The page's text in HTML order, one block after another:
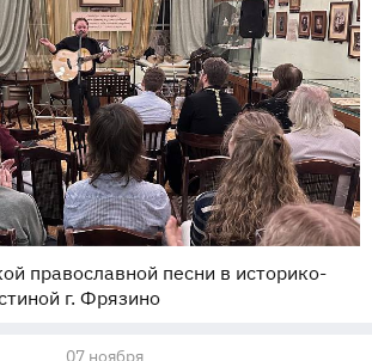
православной песни в историко-
г. Фрязино
07 ноября